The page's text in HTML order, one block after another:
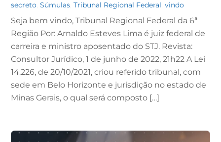
secreto ,Súmulas ,Tribunal Regional Federal ,vindo
Seja bem vindo, Tribunal Regional Federal da 6ª
Região Por: Arnaldo Esteves Lima é juiz federal de
carreira e ministro aposentado do STJ. Revista:
Consultor Jurídico, 1 de junho de 2022, 21h22 A Lei
14.226, de 20/10/2021, criou referido tribunal, com
sede em Belo Horizonte e jurisdição no estado de
Minas Gerais, o qual será composto […]